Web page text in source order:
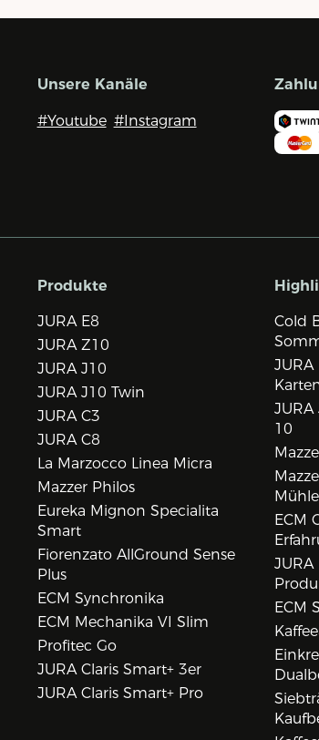
Unsere Kanäle
#Youtube #Instagram
Produkte
JURA E8
JURA Z10
JURA J10
JURA J10 Twin
JURA C3
JURA C8
La Marzocco Linea Micra
Mazzer Philos
Eureka Mignon Specialita
Smart
Fiorenzato AllGround Sense
Plus
ECM Synchronika
ECM Mechanika VI Slim
Profitec Go
JURA Claris Smart+ 3er
JURA Claris Smart+ Pro
Cold
JURA
10
ECM
JURA
ECM